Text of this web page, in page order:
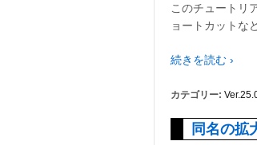
このチュートリ
ョートカットな
続きを読む ›
カテゴリー:
同名の拡